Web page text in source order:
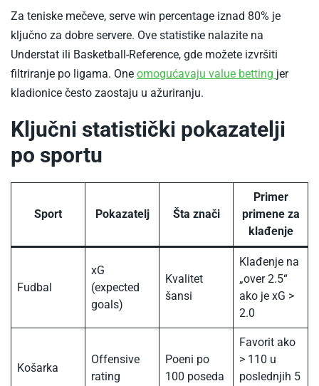
Za teniske mečeve, serve win percentage iznad 80% je
ključno za dobre servere. Ove statistike nalazite na
Understat ili Basketball-Reference, gde možete izvršiti
filtriranje po ligama. One omogućavaju value betting -jer
kladionice često zaostaju u ažuriranju.​
Ključni statistički pokazatelji
po sportu
Sport Pokazatelj Šta znači
Primer
primene za
klađenje​
Fudbal
xG
(expected
goals)
Kvalitet
šansi
Klađenje na
„over 2.5“
ako je xG >
2.0
Košarka
Offensive
rating
Poeni po
100 poseda
Favorit ako
> 110 u
poslednjih 5